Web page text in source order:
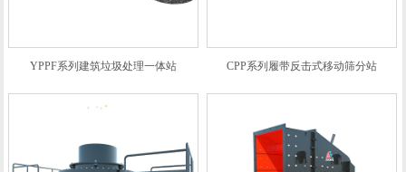
YPPF系列建筑垃圾处理一体站 CPP系列履带反击式移动筛分站